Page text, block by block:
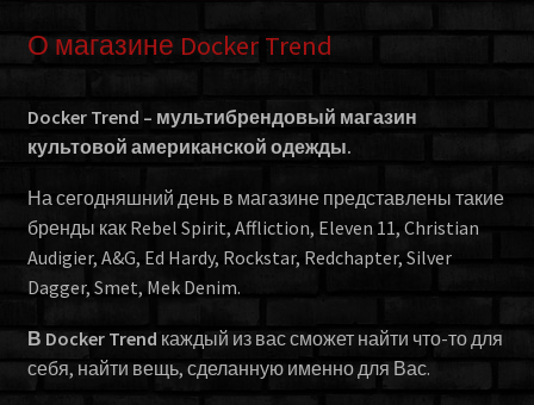
О магазине Docker Trend
Docker Trend – мультибрендовый магазин
культовой американской одежды.
На сегодняшний день в магазине представлены такие
бренды как Rebel Spirit, Affliction, Eleven 11, Christian
Audigier, A&G, Ed Hardy, Rockstar, Redchapter, Silver
Dagger, Smet, Mek Denim.
В Docker Trend каждый из вас сможет найти что-то для
себя, найти вещь, сделанную именно для Вас.